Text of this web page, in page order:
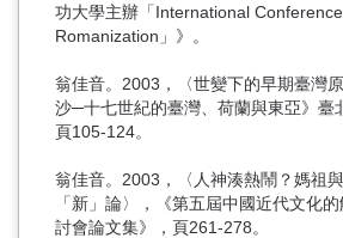
功大學主辦「International
Romanization」》。
翁佳音。2003，〈世變下的早期臺灣
沙─十七世紀的臺灣、荷蘭與東亞》臺
頁105-124。
翁佳音。2003，〈人神湊熱鬧？媽祖
「新」論〉，《第五屆中國近代文化
討會論文集》，頁261-278。